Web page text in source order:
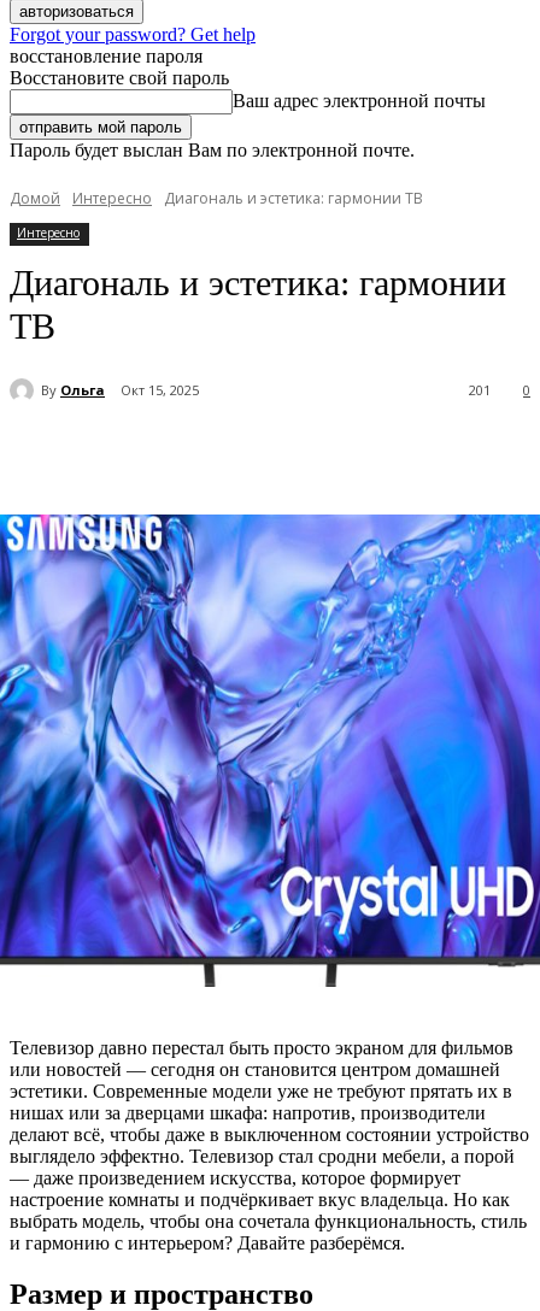
Forgot your password? Get help
восстановление пароля
Восстановите свой пароль
Ваш адрес электронной почты
Пароль будет выслан Вам по электронной почте.
Домой Интересно Диагональ и эстетика: гармонии ТВ
Интересно
Диагональ и эстетика: гармонии
ТВ
By Ольга Окт 15, 2025 0
201
Телевизор давно перестал быть просто экраном для фильмов
или новостей — сегодня он становится центром домашней
эстетики. Современные модели уже не требуют прятать их в
нишах или за дверцами шкафа: напротив, производители
делают всё, чтобы даже в выключенном состоянии устройство
выглядело эффектно. Телевизор стал сродни мебели, а порой
— даже произведением искусства, которое формирует
настроение комнаты и подчёркивает вкус владельца. Но как
выбрать модель, чтобы она сочетала функциональность, стиль
и гармонию с интерьером? Давайте разберёмся.
Размер и пространство